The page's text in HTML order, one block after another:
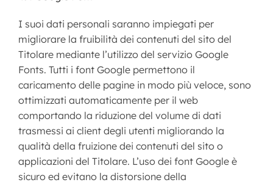
I suoi dati personali saranno impiegati per
migliorare la fruibilità dei contenuti del sito del
Titolare mediante l’utilizzo del servizio Google
Fonts. Tutti i font Google permettono il
caricamento delle pagine in modo più veloce, sono
ottimizzati automaticamente per il web
comportando la riduzione del volume di dati
trasmessi ai client degli utenti migliorando la
qualità della fruizione dei contenuti del sito o
applicazioni del Titolare. L’uso dei font Google è
sicuro ed evitano la distorsione della